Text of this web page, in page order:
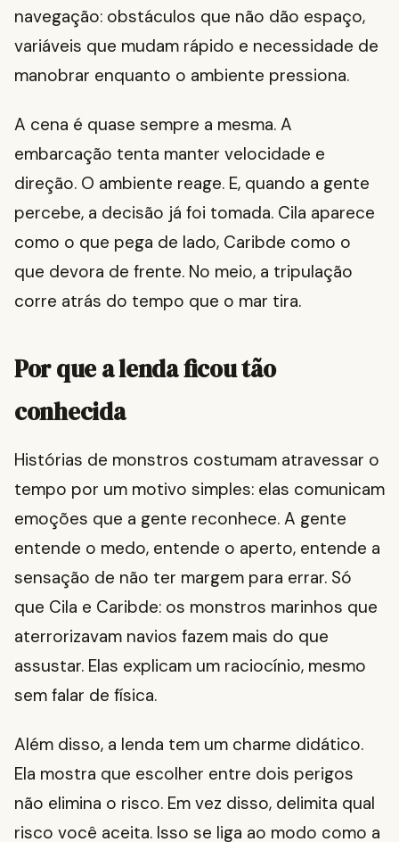
navegação: obstáculos que não dão espaço,
variáveis que mudam rápido e necessidade de
manobrar enquanto o ambiente pressiona.
A cena é quase sempre a mesma. A
embarcação tenta manter velocidade e
direção. O ambiente reage. E, quando a gente
percebe, a decisão já foi tomada. Cila aparece
como o que pega de lado, Caribde como o
que devora de frente. No meio, a tripulação
corre atrás do tempo que o mar tira.
Por que a lenda ficou tão
conhecida
Histórias de monstros costumam atravessar o
tempo por um motivo simples: elas comunicam
emoções que a gente reconhece. A gente
entende o medo, entende o aperto, entende a
sensação de não ter margem para errar. Só
que Cila e Caribde: os monstros marinhos que
aterrorizavam navios fazem mais do que
assustar. Elas explicam um raciocínio, mesmo
sem falar de física.
Além disso, a lenda tem um charme didático.
Ela mostra que escolher entre dois perigos
não elimina o risco. Em vez disso, delimita qual
risco você aceita. Isso se liga ao modo como a